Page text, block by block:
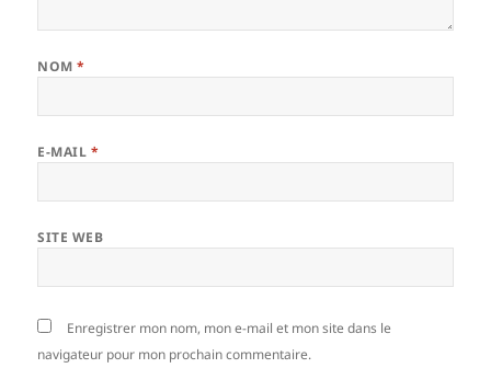
NOM*
E-MAIL *
SITE WEB
Enregistrer mon nom, mon e-mail et mon site dans le
navigateur pour mon prochain commentaire.